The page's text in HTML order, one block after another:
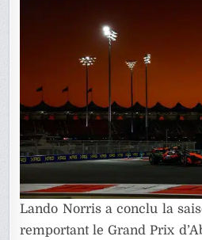
Lando Norris a conclu la
remportant le Grand Prix